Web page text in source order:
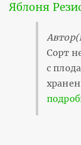
Яблоня
Сорт
с